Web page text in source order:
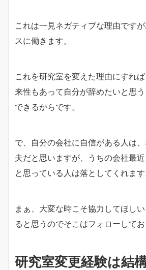
これは一見ネガティブな理由です
スに働きます。
これを研究室を変えた理由にすれ
来性もあって自分が辞めたいと思
できるからです。
で、自分の会社に自信がある人は
夫だと思いますが、うちの会社最
と思っている人は落としてくれます
まぁ、大変な時こそ協力してほし
ると思うのでそこはフォローしてお
研究室変更経験は結